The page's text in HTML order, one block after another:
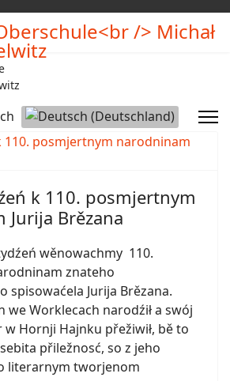
k 110. posmjertnym
Brězana
wěnowachmy 110.
znateho
spisowaćela Jurija Brězana.
we Worklecach narodźił a swój
Hornji Hajnku přežiwił, bě to
přiležnosć, so z jeho
literarnym tworjenom